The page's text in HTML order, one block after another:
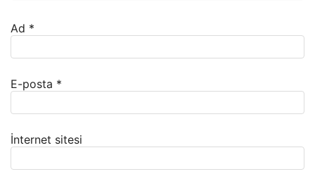
Ad *
E-posta *
İnternet sitesi